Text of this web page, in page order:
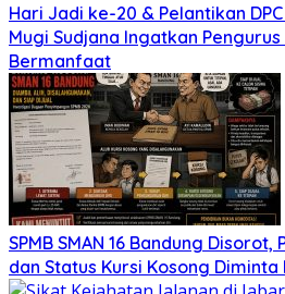
Hari Jadi ke-20 & Pelantikan
Mugi Sudjana Ingatkan
Bermanfaat
SPMB SMAN 16 Bandung
dan Status Kursi Kosong Diminta